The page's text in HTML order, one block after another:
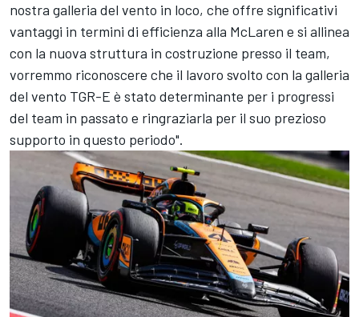
nostra galleria del vento in loco, che offre significativi
vantaggi in termini di efficienza alla McLaren e si allinea
con la nuova struttura in costruzione presso il team,
vorremmo riconoscere che il lavoro svolto con la galleria
del vento TGR-E è stato determinante per i progressi
del team in passato e ringraziarla per il suo prezioso
supporto in questo periodo".